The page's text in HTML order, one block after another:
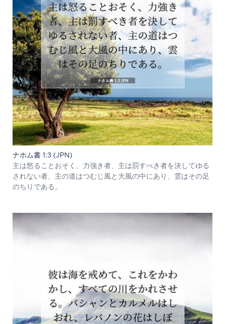
ナホム書 1:3 (JPN)
主は怒ることおそく、力強き者、主は罰すべき者を決してゆる
されない者、主の道はつむじ風と大風の中にあり、雲はその足
のちりである。